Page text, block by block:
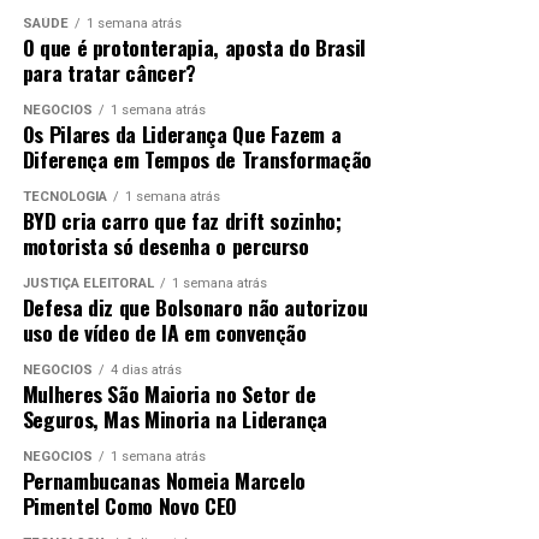
ANÚNCIO
Como o Brasil é um país de grande extensão territorial,
a estação também é sentida de maneira diferente
dependendo da localização. Na cidade mais ao sul do
Brasil, Chuí (RS), durante os meses de inverno, o Sol
nasce por volta das 7h30 e se põe por volta das 17h30,
assim, os dias têm menos de 10 horas de luz.
Em Macapá, devido à localização exata na linha do
Equador, o Sol nasce por volta das 6h15 e se põe às
18h15. A cidade não tem estações do ano bem definidas.
Esses horários permanecem praticamente constantes o
removeu da encosta 70 toneladas de terra, com o apoio
de 15 caminhões, três pás carregadeiras e 50 garis.
ANÚNCIO
Na comunidade do Salgueiro, na Tijuca, na zona norte
da cidade, também foi registrado deslizamento de terra,
na Rua São Sebastião. Nenhum imóvel foi atingido e não
houve interdição de via.
Recomendações
A prefeitura do Rio recomenda à população que não se
SAÚDE 1 semana atrás
O que é protonterapia, aposta do Brasil
para tratar câncer?
NEGÓCIOS 1 semana atrás
Os Pilares da Liderança Que Fazem a
Diferença em Tempos de Transformação
TECNOLOGIA 1 semana atrás
BYD cria carro que faz drift sozinho;
motorista só desenha o percurso
JUSTIÇA ELEITORAL 1 semana atrás
Defesa diz que Bolsonaro não autorizou
uso de vídeo de IA em convenção
NEGÓCIOS 4 dias atrás
Mulheres São Maioria no Setor de
Seguros, Mas Minoria na Liderança
NEGÓCIOS 1 semana atrás
Pernambucanas Nomeia Marcelo
Pimentel Como Novo CEO